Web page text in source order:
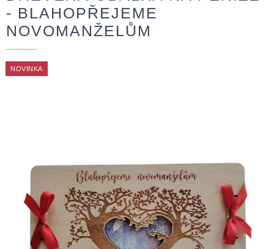
- BLAHOPŘEJEME
NOVOMANŽELŮM
NOVINKA